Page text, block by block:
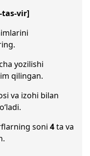
tas-vir]
yozilishi
qilingan.
va izohi bilan
soni 4ta va